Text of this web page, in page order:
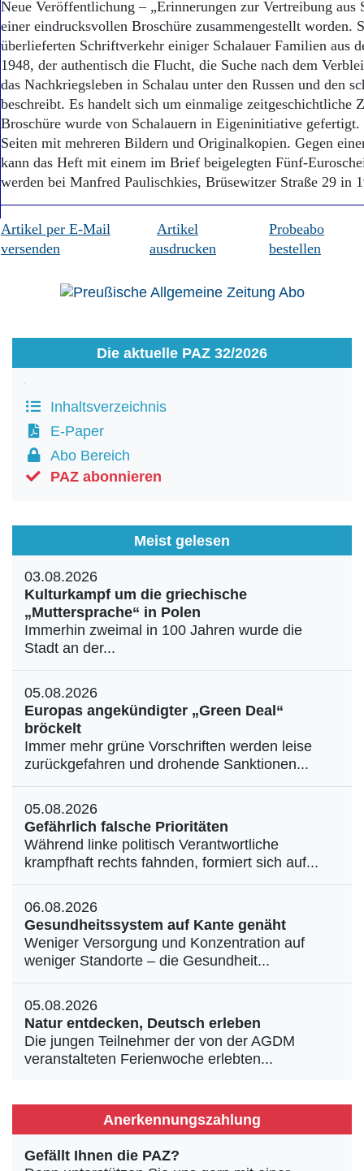
Neue Veröffentlichung – „Erinnerungen zur Vertreibung aus
einer eindrucksvollen Broschüre zusammengestellt worden.
überlieferten Schriftverkehr einiger Schalauer Familien aus
1948, der authentisch die Flucht, die Suche nach dem
das Nachkriegsleben in Schalau unter den Russen und den
beschreibt. Es handelt sich um einmalige zeitgeschichtliche
Broschüre wurde von Schalauern in Eigeninitiative gefertigt.
Seiten mit mehreren Bildern und Originalkopien. Gegen
kann das Heft mit einem im Brief beigelegten Fünf-
werden bei Manfred Paulischkies, Brüsewitzer Straße 29 in
Artikel per E-Mail
versenden
Artikel
ausdrucken
Probeabo
bestellen
Die aktuelle PAZ 32/2026
Inhaltsverzeichnis
E-Paper
Abo Bereich
PAZ abonnieren
Meist gelesen
03.08.2026
Kulturkampf um die griechische
„Muttersprache“ in Polen
Immerhin zweimal in 100 Jahren wurde die
Stadt an der...
05.08.2026
Europas angekündigter „Green Deal“
bröckelt
Immer mehr grüne Vorschriften werden leise
zurückgefahren und drohende Sanktionen...
05.08.2026
Gefährlich falsche Prioritäten
Während linke politisch Verantwortliche
krampfhaft rechts fahnden, formiert sich auf...
06.08.2026
Gesundheitssystem auf Kante genäht
Weniger Versorgung und Konzentration auf
weniger Standorte – die Gesundheit...
05.08.2026
Natur entdecken, Deutsch erleben
Die jungen Teilnehmer der von der AGDM
veranstalteten Ferienwoche erlebten...
Anerkennungszahlung
Gefällt Ihnen die PAZ?